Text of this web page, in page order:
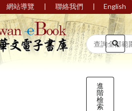
網站導覽 | 聯絡我們 | English
進
階
檢
索